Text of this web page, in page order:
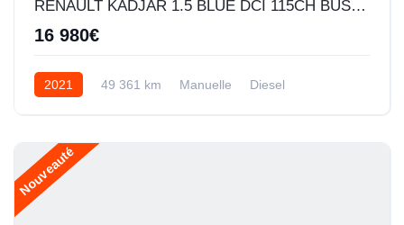
RENAULT KADJAR 1.5 BLUE DCI 115CH BUSINESS - 21
16 980€
2021 49 361 km Manuelle Diesel
Nouveauté